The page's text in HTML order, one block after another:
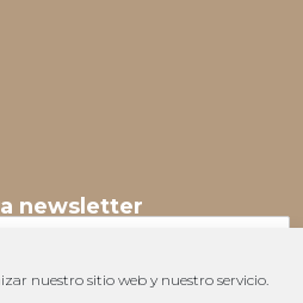
nuestro sitio web y nuestro servicio.
newsletter